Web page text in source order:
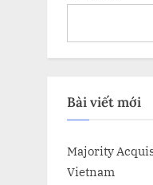
Bài viết mới
Majority
Vietnam